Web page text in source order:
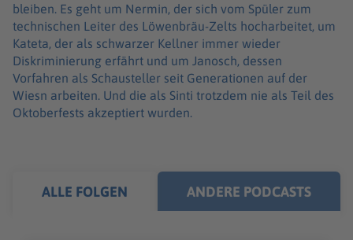
bleiben. Es geht um Nermin, der sich vom Spüler zum
technischen Leiter des Löwenbräu-Zelts hocharbeitet, um
Kateta, der als schwarzer Kellner immer wieder
Diskriminierung erfährt und um Janosch, dessen
Vorfahren als Schausteller seit Generationen auf der
Wiesn arbeiten. Und die als Sinti trotzdem nie als Teil des
Oktoberfests akzeptiert wurden.
ALLE FOLGEN ANDERE PODCASTS